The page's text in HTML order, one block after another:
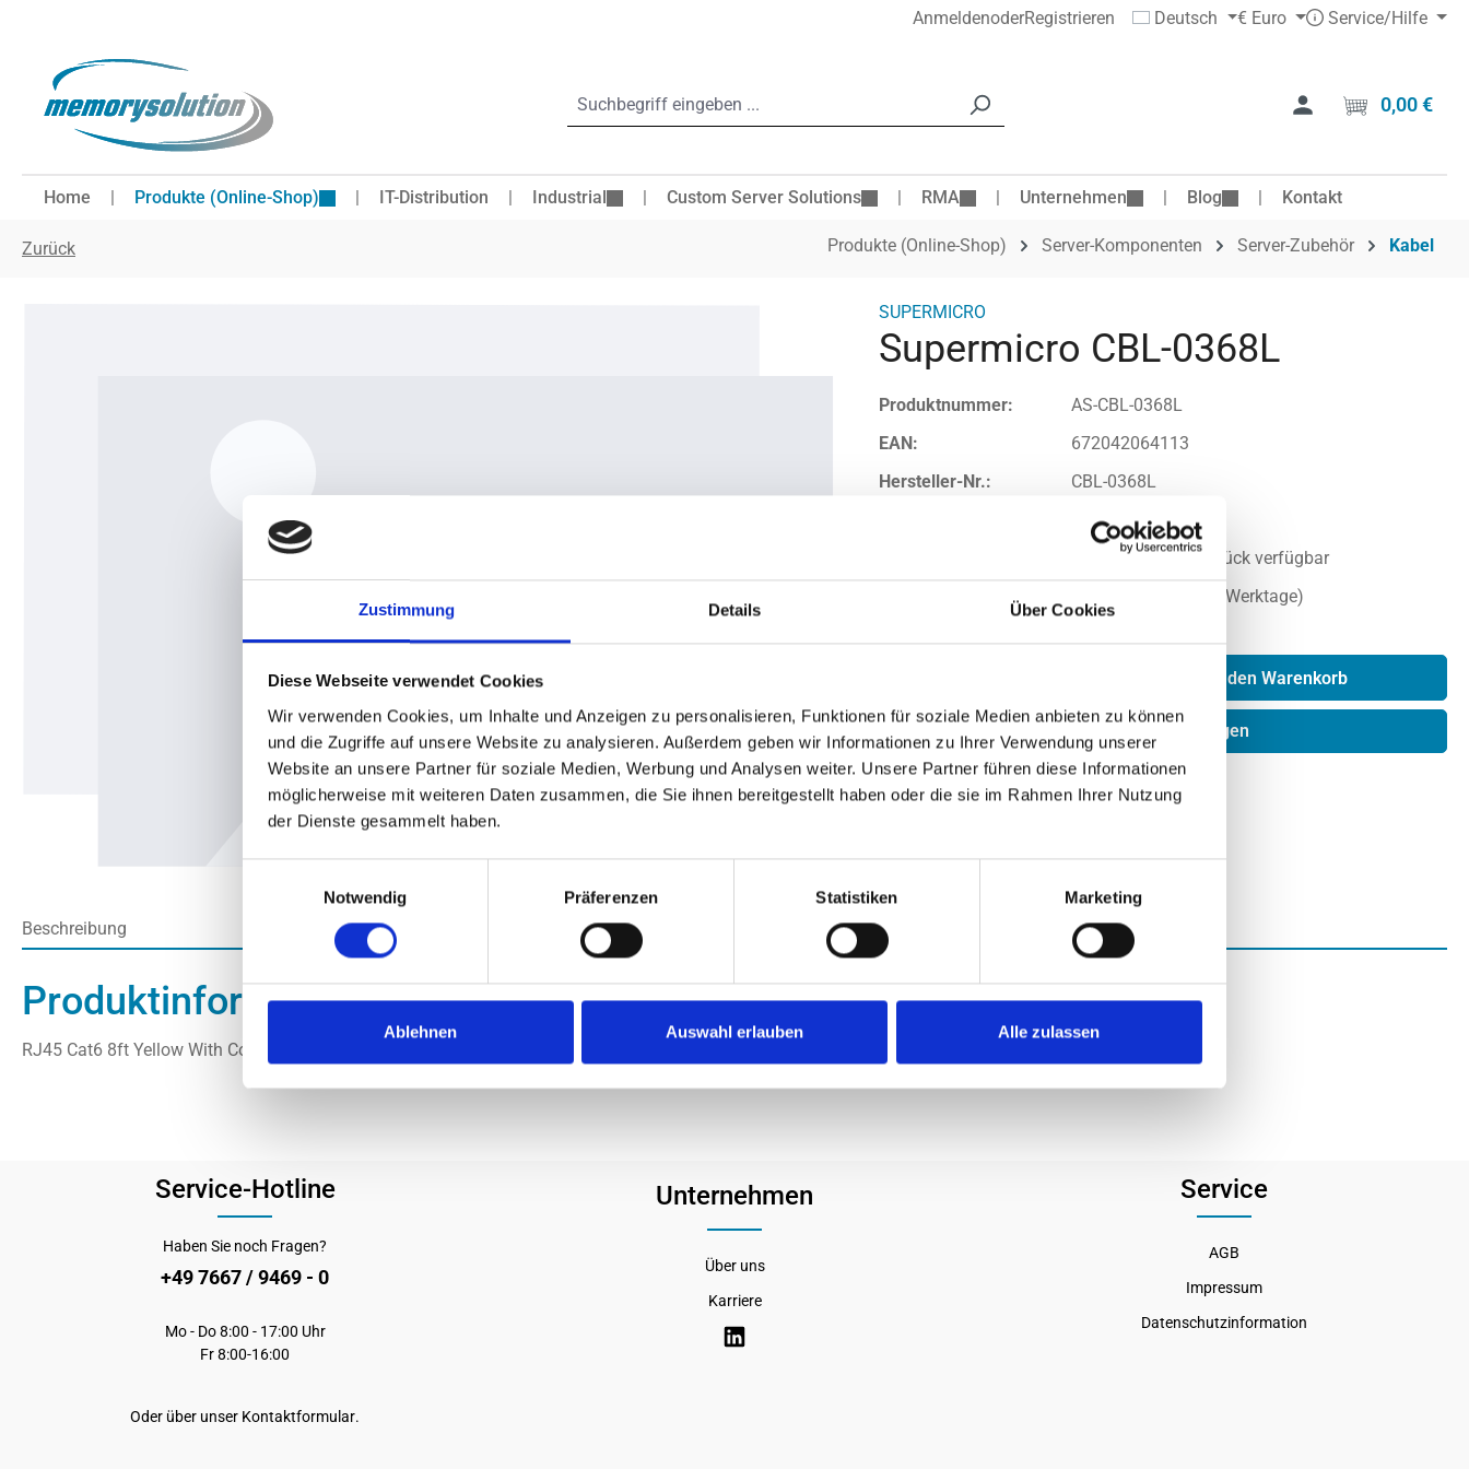
Zustimmung Details Über Cookies
Diese Webseite verwendet Cookies
Wir verwenden Cookies, um Inhalte und Anzeigen zu personalisieren, Funktionen für soziale Medien anbieten zu können
und die Zugriffe auf unsere Website zu analysieren. Außerdem geben wir Informationen zu Ihrer Verwendung unserer
Website an unsere Partner für soziale Medien, Werbung und Analysen weiter. Unsere Partner führen diese Informationen
möglicherweise mit weiteren Daten zusammen, die Sie ihnen bereitgestellt haben oder die sie im Rahmen Ihrer Nutzung
der Dienste gesammelt haben.
Notwendig
Präferenzen Statistiken Marketing
Ablehnen Auswahl erlauben Alle zulassen
AnmeldenoderRegistrieren Deutsch € Euro Service/Hilfe
0,00 €
Home Produkte (Online-Shop) IT-Distribution Industrial Custom Server Solutions RMA Unternehmen Blog Kontakt
Zurück Produkte (Online-Shop) Server-Komponenten Server-Zubehör Kabel
SUPERMICRO
Supermicro CBL-0368L
Produktnummer:
AS-CBL-0368L
EAN:
672042064113
Hersteller-Nr.:
CBL-0368L
SUPERMICRO
Weniger als 10 Stück verfügbar
Sofort lieferbar (1-2 Werktage)
Preis auf Anfrage
Produkt Anzahl: Gib den gewünschten Wert ein
In den Warenkorb
Angebot anfragen
Registrierung oder Anmeldung
Beschreibung
Produktinformationen "Supermicro CBL-0368L"
RJ45 Cat6 8ft Yellow With Cover
Service-Hotline
Haben Sie noch Fragen?
+49 7667 / 9469 - 0
Mo - Do 8:00 - 17:00 Uhr
Fr 8:00-16:00
Oder über unser Kontaktformular.
Unternehmen
Über uns
Karriere
Service
AGB
Impressum
Datenschutzinformation